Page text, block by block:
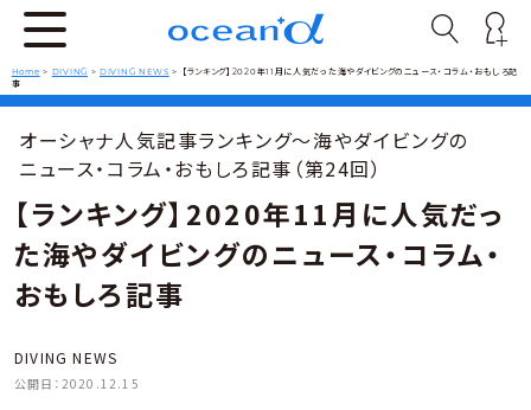
Home > DIVING >DIVING NEWS >
【ランキング】2020年11月に人気だった海やダイビングのニュース・コラム・おもしろ記
事
オーシャナ人気記事ランキング～海やダイビングの
ニュース・コラム・おもしろ記事（第24回）
【ランキング】2020年11月に人気だっ
た海やダイビングのニュース・コラム・
おもしろ記事
DIVING NEWS
公開日： 2020.12.15